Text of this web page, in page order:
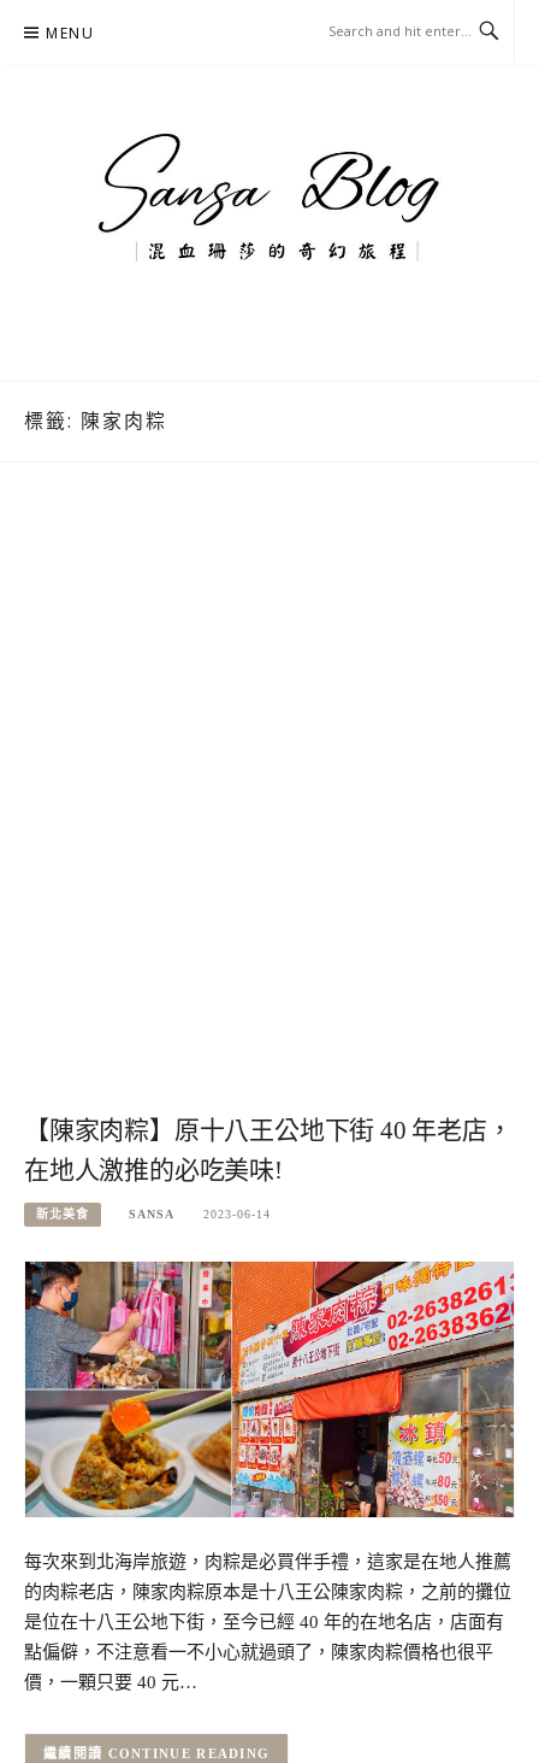
MENU
標籤: 陳家肉粽
【陳家肉粽】原十八王公地下街 40 年老店，
在地人激推的必吃美味!
新北美食 SANSA 2023-06-14
每次來到北海岸旅遊，肉粽是必買伴手禮，這家是在地人推薦
的肉粽老店，陳家肉粽原本是十八王公陳家肉粽，之前的攤位
是位在十八王公地下街，至今已經 40 年的在地名店，店面有
點偏僻，不注意看一不小心就過頭了，陳家肉粽價格也很平
價，一顆只要 40 元…
CONTINUE READING